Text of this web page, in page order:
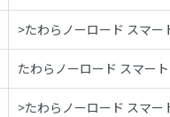
>たわらノーロード スマ
たわらノーロード スマー
>たわらノーロード スマ